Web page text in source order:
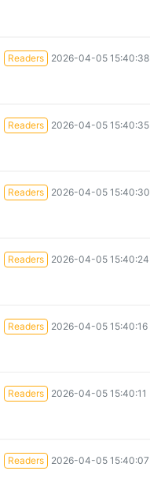
Readers 2026-04-05 15:40:38
Readers 2026-04-05 15:40:35
Readers 2026-04-05 15:40:30
Readers 2026-04-05 15:40:24
Readers 2026-04-05 15:40:16
Readers 2026-04-05 15:40:11
Readers 2026-04-05 15:40:07